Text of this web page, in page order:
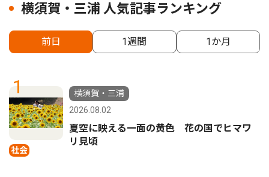
横須賀・三浦 人気記事ランキング
前日 1週間 1か月
1
社会
横須賀・三浦
2026.08.02
夏空に映える一面の黄色 花の国でヒマワ
リ見頃